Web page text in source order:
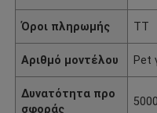
Όροι πληρωμής TT
Αριθμό μοντέλου Pet
Δυνατότητα προ
σφοράς